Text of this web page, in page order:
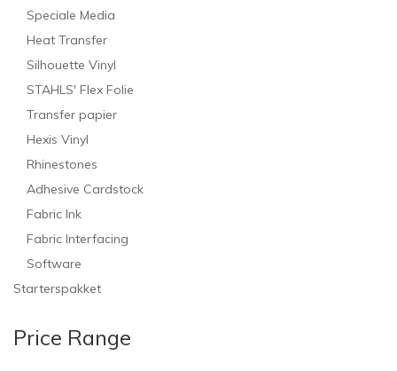
Speciale Media
Heat Transfer
Silhouette Vinyl
STAHLS' Flex Folie
Transfer papier
Hexis Vinyl
Rhinestones
Adhesive Cardstock
Fabric Ink
Fabric Interfacing
Software
Starterspakket
Price Range